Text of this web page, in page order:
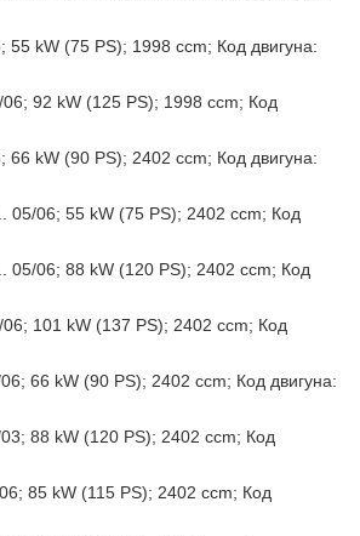
55 kW (75 PS); 1998 ccm; Код двигуна:
92 kW (125 PS); 1998 ccm; Код
66 kW (90 PS); 2402 ccm; Код двигуна:
05/06; 55 kW (75 PS); 2402 ccm; Код
05/06; 88 kW (120 PS); 2402 ccm; Код
101 kW (137 PS); 2402 ccm; Код
66 kW (90 PS); 2402 ccm; Код двигуна:
88 kW (120 PS); 2402 ccm; Код
85 kW (115 PS); 2402 ccm; Код